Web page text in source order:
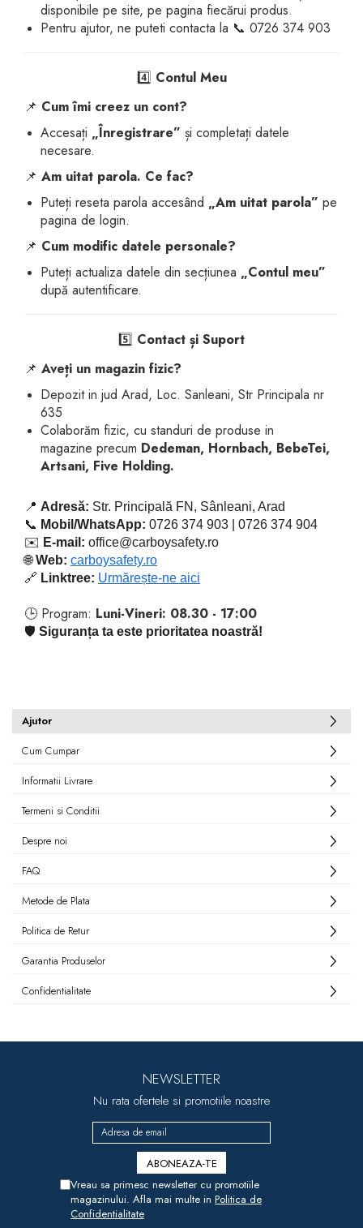
disponibile pe site, pe pagina fiecărui produs.
Pentru ajutor, ne puteti contacta la 📞 0726 374 903
4️⃣ Contul Meu
📌 Cum îmi creez un cont?
Accesați „Înregistrare” și completați datele
necesare.
📌 Am uitat parola. Ce fac?
Puteți reseta parola accesând „Am uitat parola” pe
pagina de login.
📌 Cum modific datele personale?
Puteți actualiza datele din secțiunea „Contul meu”
după autentificare.
5️⃣ Contact și Suport
📌 Aveți un magazin fizic?
Depozit in jud Arad, Loc. Sanleani, Str Principala nr
635
Colaborăm fizic, cu standuri de produse in
magazine precum Dedeman, Hornbach, BebeTei,
Artsani, Five Holding.
📍 Adresă: Str. Principală FN, Sânleani, Arad
📞 Mobil/WhatsApp: 0726 374 903 | 0726 374 904
✉️ E-mail: office@carboysafety.ro
🌐Web: carboysafety.ro
🔗 Linktree: Urmărește-ne aici
🕒 Program: Luni-Vineri: 08.30 - 17:00
🛡️ Siguranța ta este prioritatea noastră!
Ajutor
Cum Cumpar
Informatii Livrare
Termeni si Conditii
Despre noi
FAQ
Metode de Plata
Politica de Retur
Garantia Produselor
Confidentialitate
NEWSLETTER
Nu rata ofertele si promotiile noastre
Vreau sa primesc newsletter cu promotiile
magazinului. Afla mai multe in Politica de
Confidentialitate